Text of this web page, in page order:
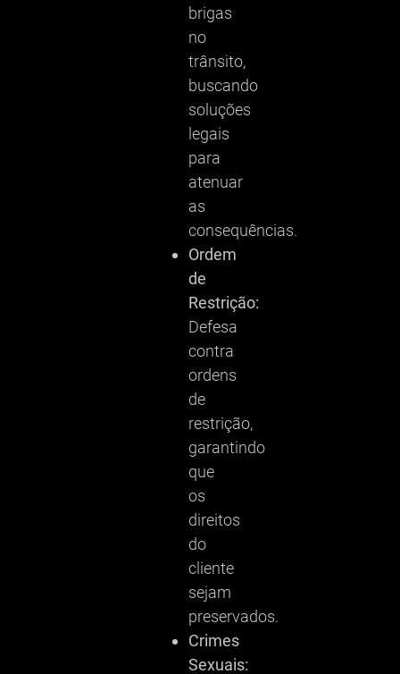
brigas
no
trânsito,
buscando
soluções
legais
para
atenuar
as
consequências.
Ordem
de
Restrição:
Defesa
contra
ordens
de
restrição,
garantindo
que
os
direitos
do
cliente
sejam
preservados.
Crimes
Sexuais: